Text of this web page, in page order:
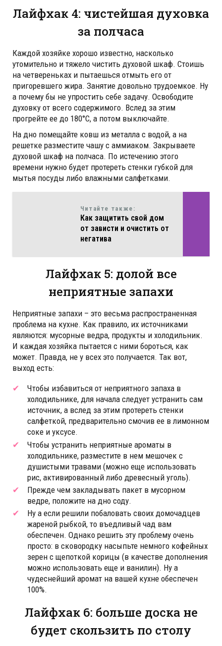
Лайфхак 4: чистейшая духовка
за полчаса
Каждой хозяйке хорошо известно, насколько
утомительно и тяжело чистить духовой шкаф. Стоишь
на четвереньках и пытаешься отмыть его от
пригоревшего жира. Занятие довольно трудоемкое. Ну
а почему бы не упростить себе задачу. Освободите
духовку от всего содержимого. Вслед за этим
прогрейте ее до 180°С, а потом выключайте.
На дно помещайте ковш из металла с водой, а на
решетке разместите чашу с аммиаком. Закрываете
духовой шкаф на полчаса. По истечению этого
времени нужно будет протереть стенки губкой для
мытья посуды либо влажными салфетками.
Читайте также:
Как защитить свой дом
от зависти и очистить от
негатива
Лайфхак 5: долой все
неприятные запахи
Неприятные запахи – это весьма распространенная
проблема на кухне. Как правило, их источниками
являются: мусорные ведра, продукты и холодильник.
И каждая хозяйка пытается с ними бороться, как
может. Правда, не у всех это получается. Так вот,
выход есть:
Чтобы избавиться от неприятного запаха в
холодильнике, для начала следует устранить сам
источник, а вслед за этим протереть стенки
салфеткой, предварительно смочив ее в лимонном
соке и уксусе.
Чтобы устранить неприятные ароматы в
холодильнике, разместите в нем мешочек с
душистыми травами (можно еще использовать
рис, активированный либо древесный уголь).
Прежде чем закладывать пакет в мусорном
ведре, положите на дно соду.
Ну а если решили побаловать своих домочадцев
жареной рыбкой, то въедливый чад вам
обеспечен. Однако решить эту проблему очень
просто: в сковородку насыпьте немного кофейных
зерен с щепоткой корицы (в качестве дополнения
можно использовать еще и ванилин). Ну а
чудеснейший аромат на вашей кухне обеспечен
100%.
Лайфхак 6: больше доска не
будет скользить по столу